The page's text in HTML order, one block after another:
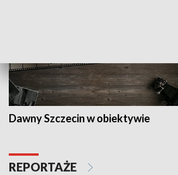
Dawny Szczecin w obiektywie
REPORTAŻE